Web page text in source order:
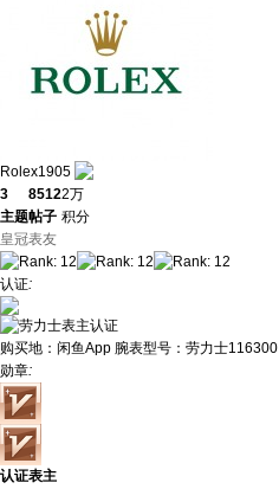
Rolex1905
3
主题
8512
帖子
2万
积分
皇冠表友
认证:
购买地： 闲鱼App 腕表型号： 劳力士116300
勋章:
认证表主